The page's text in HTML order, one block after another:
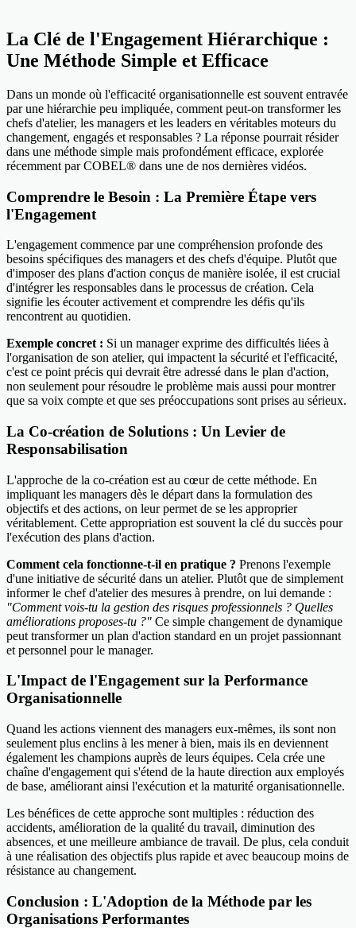
La Clé de l'Engagement Hiérarchique :
Une Méthode Simple et Efficace
Dans un monde où l'efficacité organisationnelle est souvent entravée
par une hiérarchie peu impliquée, comment peut-on transformer les
chefs d'atelier, les managers et les leaders en véritables moteurs du
changement, engagés et responsables ? La réponse pourrait résider
dans une méthode simple mais profondément efficace, explorée
récemment par COBEL® dans une de nos dernières vidéos.
Comprendre le Besoin : La Première Étape vers
l'Engagement
L'engagement commence par une compréhension profonde des
besoins spécifiques des managers et des chefs d'équipe. Plutôt que
d'imposer des plans d'action conçus de manière isolée, il est crucial
d'intégrer les responsables dans le processus de création. Cela
signifie les écouter activement et comprendre les défis qu'ils
rencontrent au quotidien.
Exemple concret : Si un manager exprime des difficultés liées à
l'organisation de son atelier, qui impactent la sécurité et l'efficacité,
c'est ce point précis qui devrait être adressé dans le plan d'action,
non seulement pour résoudre le problème mais aussi pour montrer
que sa voix compte et que ses préoccupations sont prises au sérieux.
La Co-création de Solutions : Un Levier de
Responsabilisation
L'approche de la co-création est au cœur de cette méthode. En
impliquant les managers dès le départ dans la formulation des
objectifs et des actions, on leur permet de se les approprier
véritablement. Cette appropriation est souvent la clé du succès pour
l'exécution des plans d'action.
Comment cela fonctionne-t-il en pratique ? Prenons l'exemple
d'une initiative de sécurité dans un atelier. Plutôt que de simplement
informer le chef d'atelier des mesures à prendre, on lui demande :
"Comment vois-tu la gestion des risques professionnels ? Quelles
améliorations proposes-tu ?" Ce simple changement de dynamique
peut transformer un plan d'action standard en un projet passionnant
et personnel pour le manager.
L'Impact de l'Engagement sur la Performance
Organisationnelle
Quand les actions viennent des managers eux-mêmes, ils sont non
seulement plus enclins à les mener à bien, mais ils en deviennent
également les champions auprès de leurs équipes. Cela crée une
chaîne d'engagement qui s'étend de la haute direction aux employés
de base, améliorant ainsi l'exécution et la maturité organisationnelle.
Les bénéfices de cette approche sont multiples : réduction des
accidents, amélioration de la qualité du travail, diminution des
absences, et une meilleure ambiance de travail. De plus, cela conduit
à une réalisation des objectifs plus rapide et avec beaucoup moins de
résistance au changement.
Conclusion : L'Adoption de la Méthode par les
Organisations Performantes